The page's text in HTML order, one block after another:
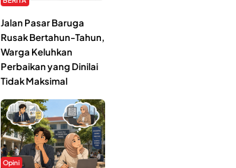
Jalan Pasar Baruga
Rusak Bertahun-Tahun,
Warga Keluhkan
Perbaikan yang Dinilai
Tidak Maksimal
Opini